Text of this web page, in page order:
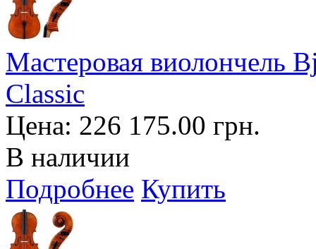
Мастеровая виолончель
Classic
Цена: 226 175.00 грн.
В наличии
Подробнее Купить